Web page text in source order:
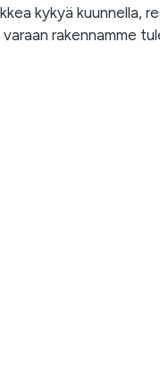
kykyä kuunnella,
rakennamme